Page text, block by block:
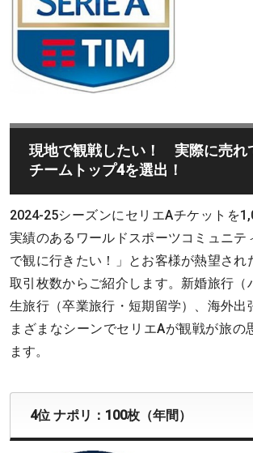
現地で観戦したい！ 実際に売れ
チームトップ4を選出！
2024-25シーズンにセリエAチケットを
実績のあるワールドスポーツコミュニテ
で観に行きたい！」とお客様が熱望され
取引枚数からご紹介します。新婚旅行（
生旅行（卒業旅行・短期留学）、海外出
まざまなシーンでセリエAが観戦が旅の
ます。
4位 ナポリ：100枚（年間）